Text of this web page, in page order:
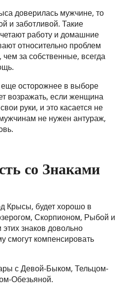
доверилась мужчине, то
и заботливой. Такие
работу и домашние
относительно проблем
за собственные, всегда
осторожнее в выборе
возражать, если женщина
руки, и это касается не
не нужен антураж,
со Знаками
Крысы, будет хорошо в
Скорпионом, Рыбой и
знаков довольно
смогут компенсировать
с Девой-Быком, Тельцом-
Обезьяной.